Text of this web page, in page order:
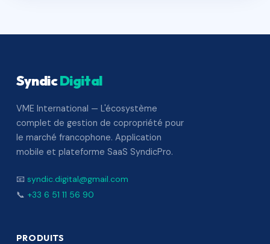
SyndicDigital
VME International — L'écosystème
complet de gestion de copropriété pour
le marché francophone. Application
mobile et plateforme SaaS SyndicPro.
📧 syndic.digital@gmail.com
📞 +33 6 51 11 56 90
PRODUITS